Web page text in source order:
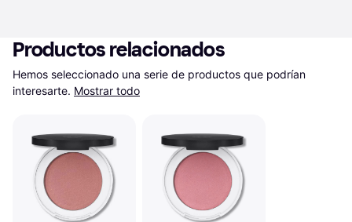
Productos relacionados
Hemos seleccionado una serie de productos que podrían
interesarte. Mostrar todo